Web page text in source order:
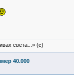
света...» (c)
40.000